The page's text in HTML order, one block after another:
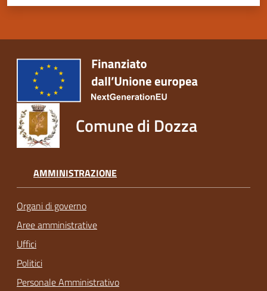
su
Comune di Dozza
AMMINISTRAZIONE
Organi di governo
Aree amministrative
Uffici
Politici
Personale Amministrativo